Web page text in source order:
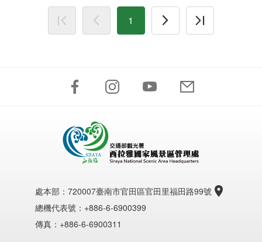
1
處本部： 720007臺南市官田區官田里福田路99號
總機代表號：+886-6-6900399
傳真：+886-6-6900311